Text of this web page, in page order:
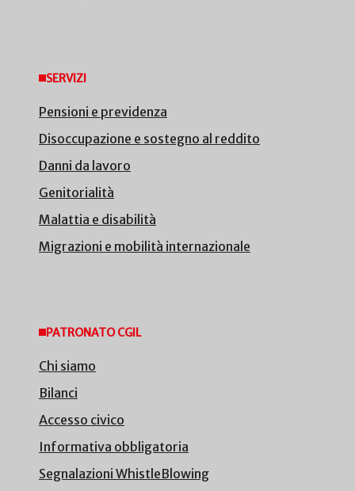
SERVIZI
Pensioni e previdenza
Disoccupazione e sostegno al reddito
Danni da lavoro
Genitorialità
Malattia e disabilità
Migrazioni e mobilità internazionale
PATRONATO CGIL
Chi siamo
Bilanci
Accesso civico
Informativa obbligatoria
Segnalazioni WhistleBlowing